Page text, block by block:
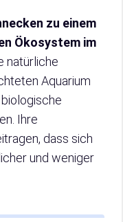
zu einem
Ökosystem im
natürliche
Aquarium
Ihre
dass sich
und weniger